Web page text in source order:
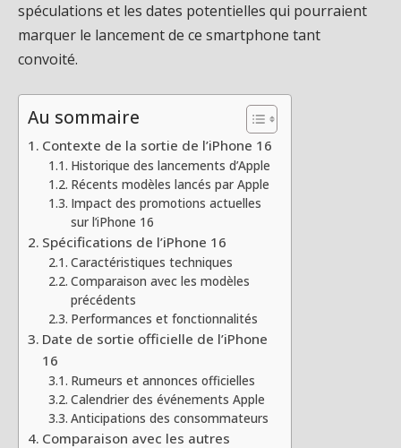
spéculations et les dates potentielles qui pourraient
marquer le lancement de ce smartphone tant
convoité.
Au sommaire
Contexte de la sortie de l’iPhone 16
Historique des lancements d’Apple
Récents modèles lancés par Apple
Impact des promotions actuelles
sur l’iPhone 16
Spécifications de l’iPhone 16
Caractéristiques techniques
Comparaison avec les modèles
précédents
Performances et fonctionnalités
Date de sortie officielle de l’iPhone
16
Rumeurs et annonces officielles
Calendrier des événements Apple
Anticipations des consommateurs
Comparaison avec les autres